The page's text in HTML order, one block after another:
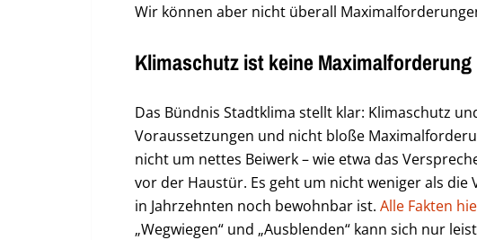
Wir können aber nicht überall
Klimaschutz ist keine Maximalforderung
Das Bündnis Stadtklima stellt klar: Klimaschutz
Voraussetzungen und nicht bloße
nicht um nettes Beiwerk – wie etwa das
vor der Haustür. Es geht um nicht weniger als die
in Jahrzehnten noch bewohnbar ist. Alle Fakten
„Wegwiegen“ und „Ausblenden“ kann sich nur